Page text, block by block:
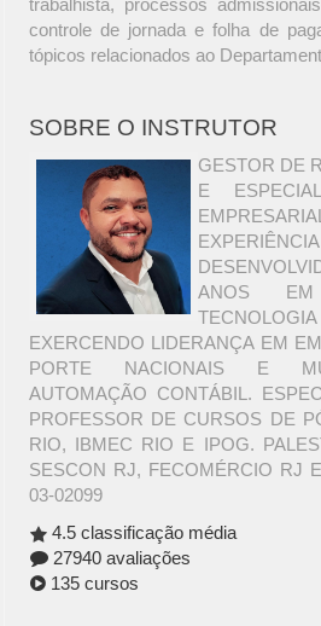
trabalhista, processos
controle de jornada e folha de
tópicos relacionados ao
SOBRE O INSTRUTOR
GESTOR DE
E
ANOS
EXERCENDO LIDERANÇA EM
PORTE NACIONAIS E
AUTOMAÇÃO CONTÁBIL.
PROFESSOR DE CURSOS DE
RIO, IBMEC RIO E IPOG.
SESCON RJ, FECOMÉRCIO RJ
03-02099
4.5 classificação média
27940 avaliações
135 cursos